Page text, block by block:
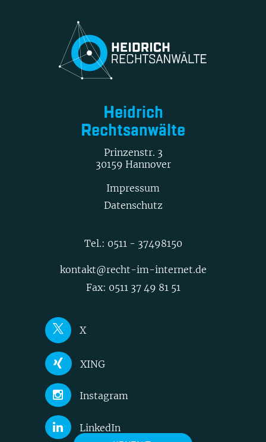
Heidrich
Rechtsanwälte
Prinzenstr. 3
30159 Hannover
Impressum
Datenschutz
Tel.: 0511 - 37498150
kontakt@recht-im-internet.de
Fax: 0511 37 49 81 51
X
Joerg Heidrich
Nick Akinci
Niklas Mühleis
XING
Joerg Heidrich
Nick Akinci
Instagram
Nick Akinci
LinkedIn